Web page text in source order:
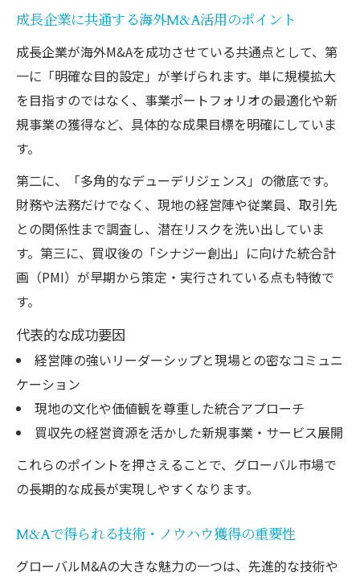
成長企業に共通する海外M&A活用のポイント
成長企業が海外M&Aを成功させている共通点として、第
一に「明確な目的設定」が挙げられます。単に規模拡大
を目指すのではなく、事業ポートフォリオの最適化や新
規事業の獲得など、具体的な成果目標を明確にしていま
す。
第二に、「多角的なデューデリジェンス」の徹底です。
財務や法務だけでなく、現地の経営陣や従業員、取引先
との関係性まで調査し、潜在リスクを洗い出していま
す。第三に、買収後の「シナジー創出」に向けた統合計
画（PMI）が早期から策定・実行されている点も特徴で
す。
代表的な成功要因
経営陣の強いリーダーシップと現場との密なコミュニ
ケーション
現地の文化や価値観を尊重した統合アプローチ
買収先の経営資源を活かした新規事業・サービス展開
これらのポイントを押さえることで、グローバル市場で
の長期的な成長が実現しやすくなります。
M&Aで得られる技術・ノウハウ獲得の重要性
グローバルM&Aの大きな魅力の一つは、先進的な技術や